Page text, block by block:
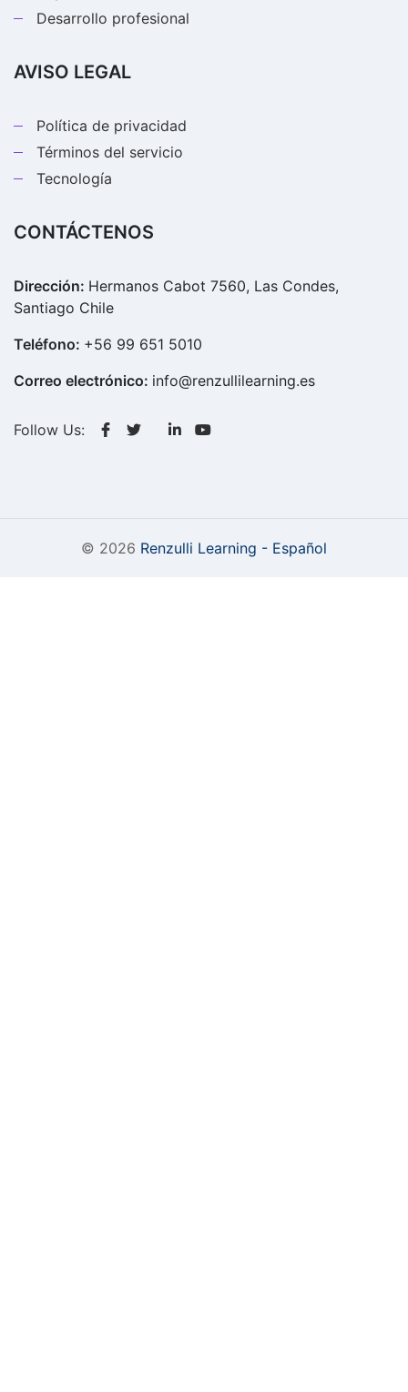
Desarrollo profesional
AVISO LEGAL
Política de privacidad
Términos del servicio
Tecnología
CONTÁCTENOS
Dirección: Hermanos Cabot 7560, Las Condes,
Santiago Chile
Teléfono: +56 99 651 5010
Correo electrónico: info@renzullilearning.es
Follow Us:
© 2026 Renzulli Learning - Español